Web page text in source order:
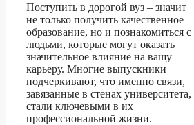
Поступить в дорогой вуз – значит
не только получить качественное
образование, но и познакомиться с
людьми, которые могут оказать
значительное влияние на вашу
карьеру. Многие выпускники
подчеркивают, что именно связи,
завязанные в стенах университета,
стали ключевыми в их
профессиональной жизни.